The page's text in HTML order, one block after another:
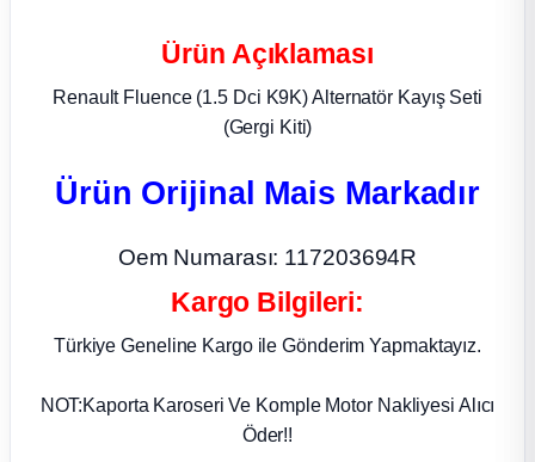
Ürün Açıklaması
Renault Fluence (1.5 Dci K9K) Alternatör Kayış Seti
(Gergi Kiti)
Ürün Orijinal Mais Markadır
Oem Numarası: 117203694R
Kargo Bilgileri:
Türkiye Geneline Kargo ile Gönderim Yapmaktayız.
NOT:Kaporta Karoseri Ve Komple Motor Nakliyesi Alıcı
Öder!!